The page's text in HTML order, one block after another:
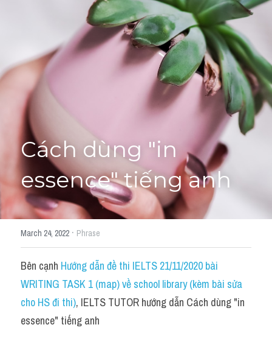
Giải đề thi từng câu
Lời khuyên
Phrasal Verb
Idioms đồng nghĩa
Idioms trái nghĩa
Antonym
Idiom
Grammar
HỌC THỬ
Cách dùng "in
essence" tiếng anh
March 24, 2022 · Phrase
Bên cạnh Hướng dẫn đề thi IELTS 21/11/2020 bài
WRITING TASK 1 (map) về school library (kèm bài sửa
cho HS đi thi), IELTS TUTOR hướng dẫn Cách dùng "in
essence" tiếng anh